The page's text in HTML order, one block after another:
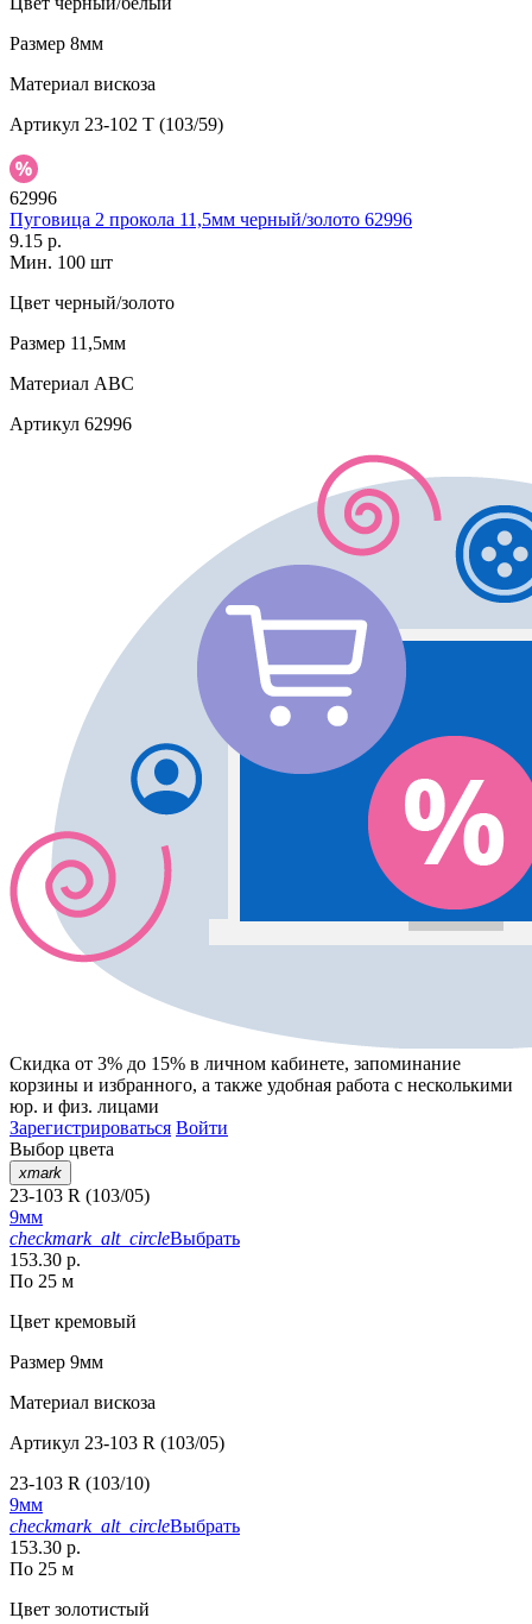
Размер 8мм
Материал вискоза
Артикул 23-102 T (103/59)
62996
Пуговица 2 прокола 11,5мм черный/золото 62996
9.15 р.
Мин. 100 шт
Цвет черный/золото
Размер 11,5мм
Материал АВС
Артикул 62996
Скидка от 3% до 15% в личном кабинете, запоминание
корзины и избранного, а также удобная работа с несколькими
юр. и физ. лицами
Зарегистрироваться Войти
Выбор цвета
xmark
23-103 R (103/05)
9мм
checkmark_alt_circleВыбрать
153.30 р.
По 25 м
Цвет кремовый
Размер 9мм
Материал вискоза
Артикул 23-103 R (103/05)
23-103 R (103/10)
9мм
checkmark_alt_circleВыбрать
153.30 р.
По 25 м
Цвет золотистый